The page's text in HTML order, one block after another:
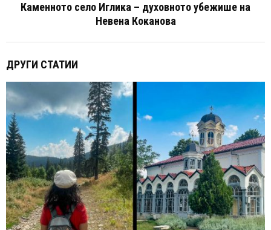
Каменното село Иглика – духовното убежише на
Невена Коканова
ДРУГИ СТАТИИ